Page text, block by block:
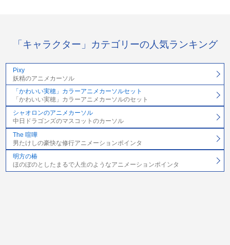
「キャラクター」カテゴリーの人気ランキング
Pixy
妖精のアニメカーソル
「かわいい実穂」カラーアニメカーソルセット
「かわいい実穂」カラーアニメカーソルのセット
シャオロンのアニメカーソル
中日ドラゴンズのマスコットのカーソル
The 喧嘩
男たけしの豪快な修行アニメーションポインタ
明方の椿
ほのぼのとしたまるで人生のようなアニメーションポインタ